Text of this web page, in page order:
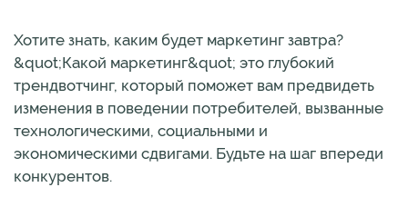
Хотите знать, каким будет маркетинг завтра?
&quot;Какой маркетинг&quot; это глубокий
трендвотчинг, который поможет вам предвидеть
изменения в поведении потребителей, вызванные
технологическими, социальными и
экономическими сдвигами. Будьте на шаг впереди
конкурентов.